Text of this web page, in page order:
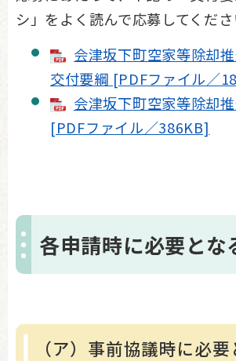
シ」をよく読んで応募してくだ
会津坂下町空家等除却
交付要綱 [PDFファイル／
会津坂下町空家等除却
[PDFファイル／386KB]
各申請時に必要とな
（ア）事前協議時に必